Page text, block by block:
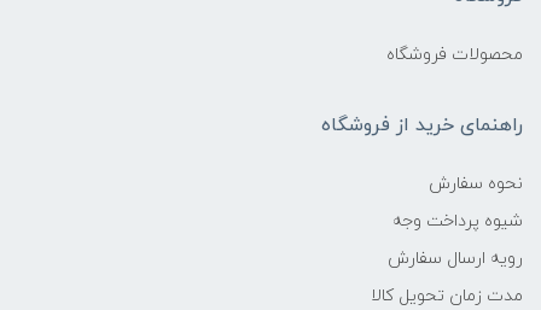
محصولات فروشگاه
راهنمای خرید از فروشگاه
نحوه سفارش
شیوه پرداخت وجه
رویه ارسال سفارش
مدت زمان تحویل کالا